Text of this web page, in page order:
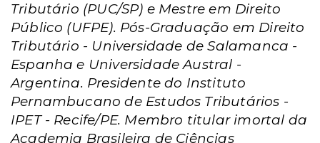
Tributário (PUC/SP) e Mestre em Direito
Público (UFPE). Pós-Graduação em Direito
Tributário - Universidade de Salamanca -
Espanha e Universidade Austral -
Argentina. Presidente do Instituto
Pernambucano de Estudos Tributários -
IPET - Recife/PE. Membro titular imortal da
Academia Brasileira de Ciências